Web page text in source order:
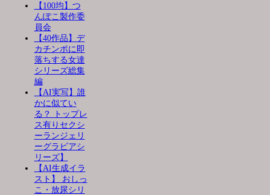
【100均】つ
んぽこ製作委
員会
【40作品】デ
カチンポに即
落ちする女達
シリーズ総集
編
【AI実写】誰
かに似てい
る？ トップレ
ス有りセクシ
ーランジェリ
ーグラビアシ
リーズ】
【AI生成イラ
スト】 おしっ
こ・放尿シリ